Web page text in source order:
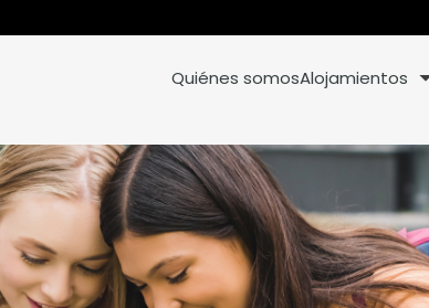
Quiénes somosAlojamientos